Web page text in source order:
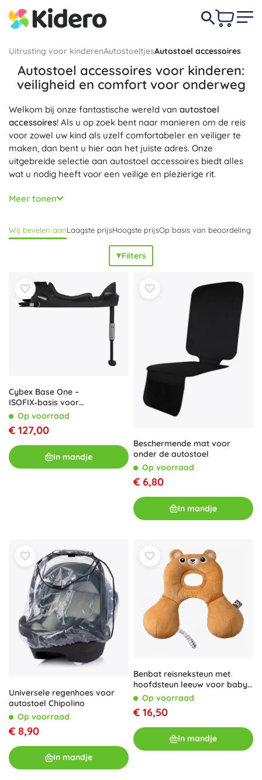
Uitrusting voor kinderenAutostoeltjesAutostoel accessoires
Autostoel accessoires voor kinderen:
veiligheid en comfort voor onderweg
Welkom bij onze fantastische wereld van autostoel
accessoires! Als u op zoek bent naar manieren om de reis
voor zowel uw kind als uzelf comfortabeler en veiliger te
maken, dan bent u hier aan het juiste adres. Onze
uitgebreide selectie aan autostoel accessoires biedt alles
wat u nodig heeft voor een veilige en plezierige rit.
Onze auto organizers bieden een praktische oplossing voor
het netjes opbergen van speelgoed en andere
Voor extra comfort tijdens lange ritten hebben we zachte
gordelkussens die drukpunten verminderen en het welzijn
van uw kind verhogen. Mis ook onze zonneschermen niet,
die uw kleintje beschermen tegen de felle zonnestralen,
zodat ze kunnen genieten van eenkoele
en schaduwrijke
plek tijdens de reis. Bij het kiezen van de juiste autostoel
accessoires is veiligheid onze prioriteit. Onze producten
worden zorgvuldig geselecteerd om aan hoogste
kwaliteitsnormen te voldoen, waardoor zowel u als uw
kleintje gerust op pad kunnen gaan. Ontdek de voordelen
van onze betrouwbare en
autostoel accessoires
en maak uw volgende reis aangenamer dan ooit!
Meer tonen
Wij bevelen aanLaagste prijsHoogste prijsOp basis van beoordeling
Filters
Cybex Base One –
ISOFIX‑basis voor
autostoeltjes
Op voorraad
€ 127,00
In mandje
Beschermende mat voor
onder de autostoel
Op voorraad
€ 6,80
In mandje
Universele regenhoes voor
autostoel Chipolino
Op voorraad
€ 8,90
In mandje
Benbat reisneksteun met
hoofdsteun leeuw voor baby’s
0–12 maanden
Op voorraad
€ 16,50
In mandje